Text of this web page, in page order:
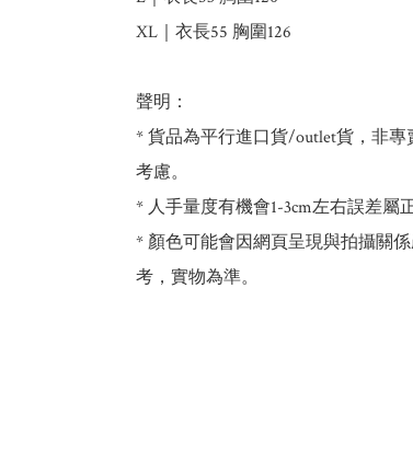
XL｜衣長55 胸圍126
聲明：
* 貨品為平行進口貨/outlet貨，非
考慮。
* 人手量度有機會1-3cm左右誤差屬
* 顏色可能會因網頁呈現與拍攝關
考，實物為準。